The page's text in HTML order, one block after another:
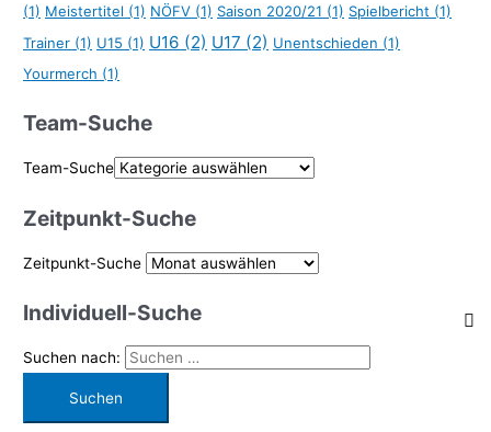
(1) Meistertitel (1) NÖFV (1) Saison 2020/21 (1) Spielbericht (1)
Trainer (1) U15 (1) U16 (2) U17 (2) Unentschieden (1)
Yourmerch (1)
Team-Suche
Team-Suche
Zeitpunkt-Suche
Zeitpunkt-Suche
Individuell-Suche
Suchen nach: